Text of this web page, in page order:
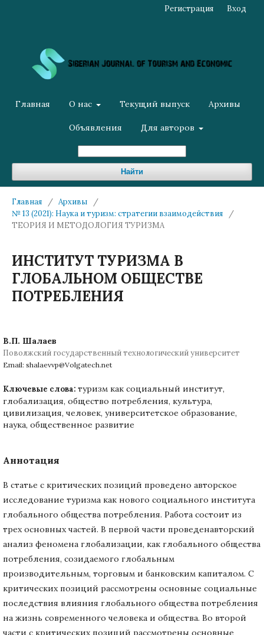
Главная О нас Текущий выпуск Архивы
Объявления Для авторов
Найти
Регистрация Вход
Главная / Архивы
/
№ 13 (2021): Наука и туризм: стратегии взаимодействия
/
ТЕОРИЯ И МЕТОДОЛОГИЯ ТУРИЗМА
ИНСТИТУТ ТУРИЗМА В
ГЛОБАЛЬНОМ ОБЩЕСТВЕ
ПОТРЕБЛЕНИЯ
В.П. Шалаев
Поволжский государственный технологический университет
Email: shalaevvp@Volgatech.net
Ключевые слова: туризм как социальный институт,
глобализация, общество потребления, культура,
цивилизация, человек, университетское образование,
наука, общественное развитие
Аннотация
В статье с критических позиций проведено авторское
исследование туризма как нового социального института
глобального общества потребления. Работа состоит из
трех основных частей. В первой части проведенавторский
анализ феномена глобализации, как глобального общества
потребления, созидаемого глобальным
производительным, торговым и банковским капиталом. С
критических позиций рассмотрены основные социальные
последствия влияния глобального общества потребления
на жизнь современного человека и общества. Во второй
части с критических позиций рассмотрены основные